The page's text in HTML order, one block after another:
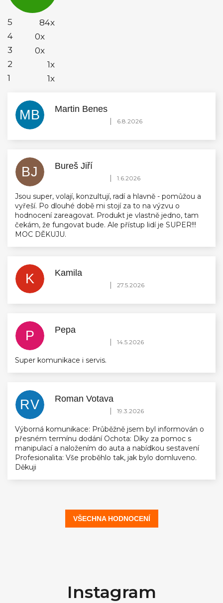
5
84x
4
0x
3
0x
2
1x
1
1x
MB Martin Benes
Hodnocení obchodu je 5 z 5 hvězdiček.
| 6.8.2026
BJ Bureš Jiří
Hodnocení obchodu je 5 z 5 hvězdiček.
| 1.6.2026
Jsou super, volají, konzultují, radí a hlavně - pomůžou a
vyřeší. Po dlouhé době mi stojí za to na výzvu o
hodnocení zareagovat. Produkt je vlastně jedno, tam
čekám, že fungovat bude. Ale přístup lidí je SUPER!!!
MOC DĚKUJU.
K Kamila
Hodnocení obchodu je 5 z 5 hvězdiček.
| 27.5.2026
P Pepa
Hodnocení obchodu je 5 z 5 hvězdiček.
| 14.5.2026
Super komunikace i servis.
RV Roman Votava
Hodnocení obchodu je 5 z 5 hvězdiček.
| 19.3.2026
Výborná komunikace: Průběžně jsem byl informován o
přesném termínu dodání Ochota: Díky za pomoc s
manipulací a naložením do auta a nabídkou sestavení
Profesionalita: Vše proběhlo tak, jak bylo domluveno.
Děkuji
VŠECHNA HODNOCENÍ
Instagram